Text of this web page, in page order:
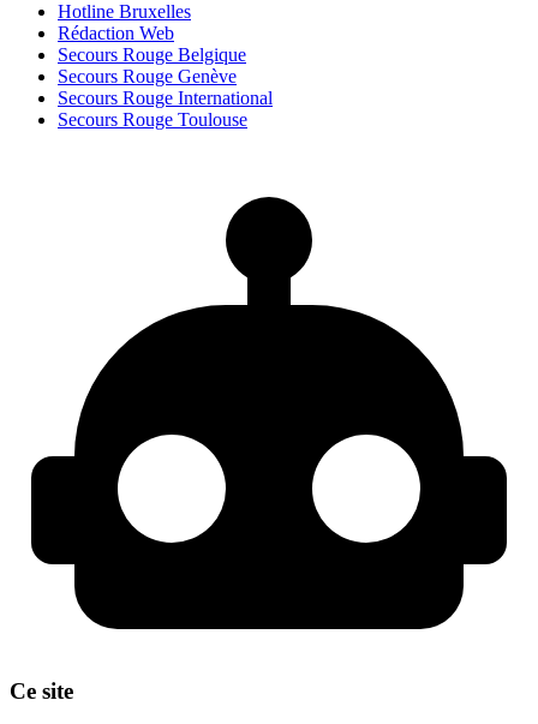
Hotline Bruxelles
Rédaction Web
Secours Rouge Belgique
Secours Rouge Genève
Secours Rouge International
Secours Rouge Toulouse
Ce site